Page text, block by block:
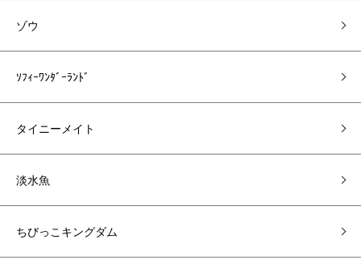
ゾウ
ｿﾌｨｰﾜﾝﾀﾞｰﾗﾝﾄﾞ
タイニーメイト
淡水魚
ちびっこキングダム